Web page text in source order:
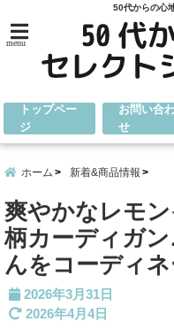
50代からの心
menu
トップペー
ジ
お問い合
せ
ホーム 新着&商品情報
爽やかなレモ
柄カーディガ
んをコーディネ
2026年3月31日
2026年4月4日